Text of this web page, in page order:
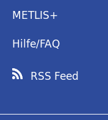
METLIS+
Hilfe/FAQ
RSS Feed